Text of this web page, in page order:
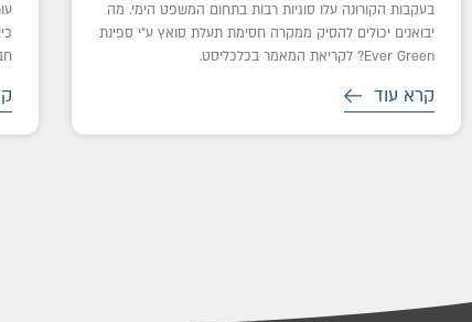
בעקבות הקורונה עלו סוגיות רבות בתחום המשפט הימי. מה
יבואנים יכולים להסיק ממקרה חסימת תעלת סואץ ע"י ספינת
Ever Green? לקריאת המאמר בכלכליסט.
קרא עוד